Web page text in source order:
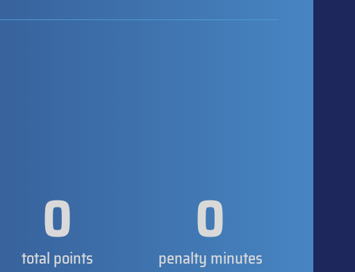
0
total points 0
penalty minutes